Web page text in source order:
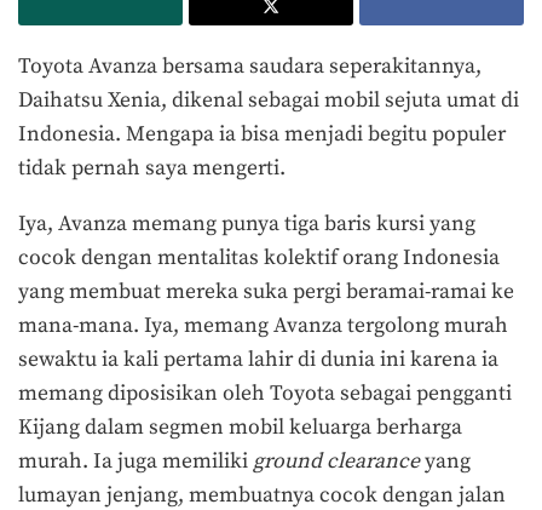
Toyota Avanza bersama saudara seperakitannya,
Daihatsu Xenia, dikenal sebagai mobil sejuta umat di
Indonesia. Mengapa ia bisa menjadi begitu populer
tidak pernah saya mengerti.
Iya, Avanza memang punya tiga baris kursi yang
cocok dengan mentalitas kolektif orang Indonesia
yang membuat mereka suka pergi beramai-ramai ke
mana-mana. Iya, memang Avanza tergolong murah
sewaktu ia kali pertama lahir di dunia ini karena ia
memang diposisikan oleh Toyota sebagai pengganti
Kijang dalam segmen mobil keluarga berharga
murah. Ia juga memiliki ground clearanceyang
lumayan jenjang, membuatnya cocok dengan jalan